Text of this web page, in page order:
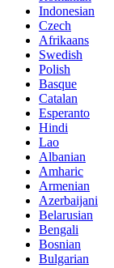
Indonesian
Czech
Afrikaans
Swedish
Polish
Basque
Catalan
Esperanto
Hindi
Lao
Albanian
Amharic
Armenian
Azerbaijani
Belarusian
Bengali
Bosnian
Bulgarian